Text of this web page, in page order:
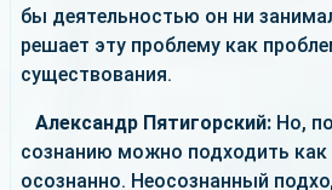
бы деятельностью он ни
решает эту проблему как
существования.
Александр Пятигорский: Но,
сознанию можно подходить как
осознанно. Неосознанный